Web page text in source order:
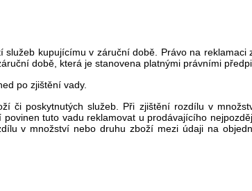
kupujícímu v záruční době. Právo na reklamaci
době, která je stanovena platnými právními
po zjištění vady.
či poskytnutých služeb. Při zjištění rozdílu v
tuto vadu reklamovat u prodávajícího
v množství nebo druhu zboží mezi údaji na